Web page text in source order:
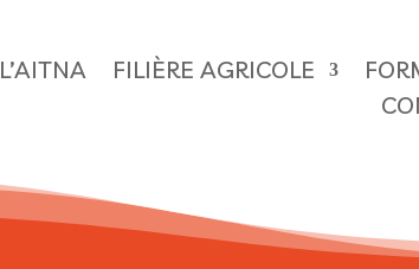
L’AITNA FILIÈRE AGRICOLE